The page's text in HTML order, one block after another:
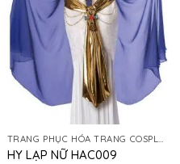
HY LẠP NỮ HAC009